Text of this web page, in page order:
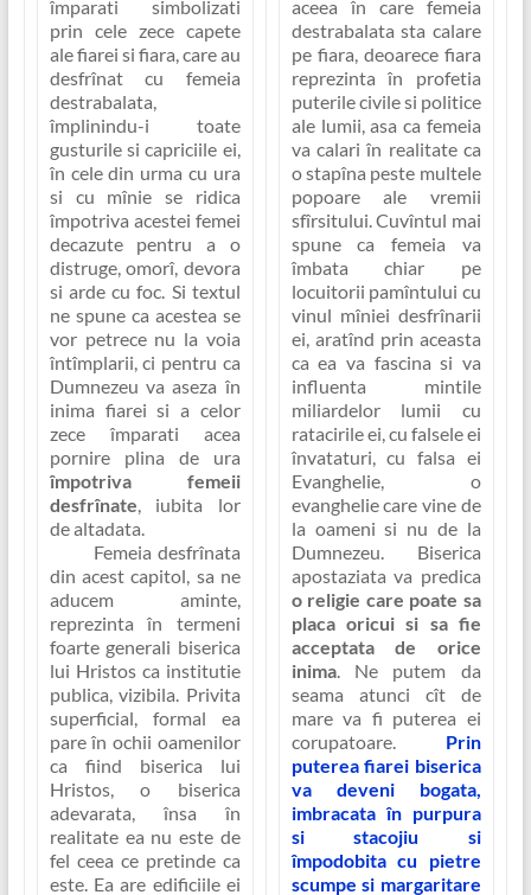
împarati simbolizati
prin cele zece capete
ale fiarei si fiara, care au
desfrînat cu femeia
destrabalata,
împlinindu-i toate
gusturile si capriciile ei,
în cele din urma cu ura
si cu mînie se ridica
împotriva acestei femei
decazute pentru a o
distruge, omorî, devora
si arde cu foc. Si textul
ne spune ca acestea se
vor petrece nu la voia
întîmplarii, ci pentru ca
Dumnezeu va aseza în
inima fiarei si a celor
zece împarati acea
pornire plina de ura
împotriva femeii
desfrînate, iubita lor
de altadata.
Femeia desfrînata
din acest capitol, sa ne
aducem aminte,
reprezinta în termeni
foarte generali biserica
lui Hristos ca institutie
publica, vizibila. Privita
superficial, formal ea
pare în ochii oamenilor
ca fiind biserica lui
Hristos, o biserica
adevarata, însa în
realitate ea nu este de
fel ceea ce pretinde ca
este. Ea are edificiile ei
aceea în care femeia
destrabalata sta calare
pe fiara, deoarece fiara
reprezinta în profetia
puterile civile si politice
ale lumii, asa ca femeia
va calari în realitate ca
o stapîna peste multele
popoare ale vremii
sfîrsitului.Cuvîntul mai
spune ca femeia va
îmbata chiar pe
locuitorii pamîntului cu
vinul mîniei desfrînarii
ei, aratînd prin aceasta
ca ea va fascina si va
influenta mintile
miliardelor lumii cu
ratacirile ei, cu falsele ei
învataturi, cufalsa ei
Evanghelie, o
evanghelie care vine de
la oameni si nu de la
Dumnezeu. Biserica
apostaziata va predica
o religie care poate sa
placa oricui si sa fie
acceptata de orice
inima. Ne putem da
seama atunci cît de
mare va fi puterea ei
corupatoare. Prin
puterea fiarei biserica
va deveni bogata,
imbracata în purpura
si stacojiu si
împodobita cu pietre
scumpe si margaritare